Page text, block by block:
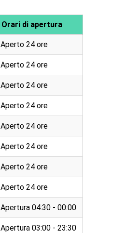
Orari di apertura
Aperto 24 ore
Aperto 24 ore
Aperto 24 ore
Aperto 24 ore
Aperto 24 ore
Aperto 24 ore
Aperto 24 ore
Aperto 24 ore
Apertura 04:30 - 00:00
Apertura 03:00 - 23:30